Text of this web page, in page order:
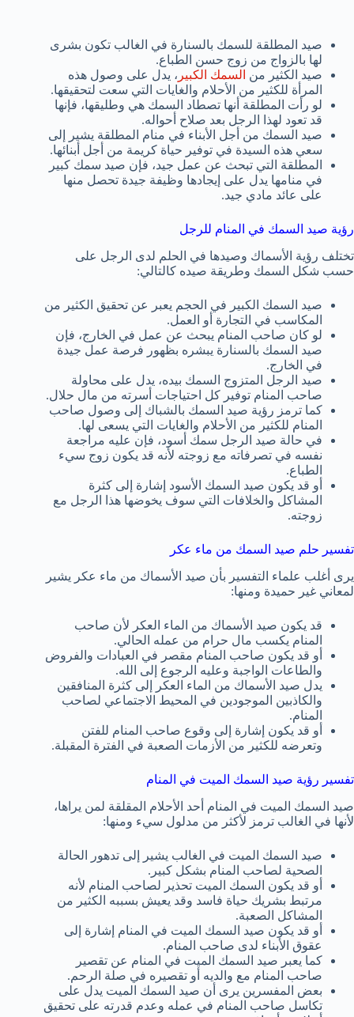
صيد المطلقة للسمك بالسنارة في الغالب تكون بشرى
لها بالزواج من زوج حسن الطباع.
صيد الكثير من السمك الكبير ، يدل على وصول هذه
المرأة للكثير من الأحلام والغايات التي سعت لتحقيقها.
لو رأت المطلقة أنها تصطاد السمك هي وطليقها، فإنها
قد تعود لهذا الرجل بعد صلاح أحواله.
صيد السمك من أجل الأبناء في منام المطلقة يشير إلى
سعي هذه السيدة في توفير حياة كريمة من أجل أبنائها.
المطلقة التي تبحث عن عمل جيد، فإن صيد سمك كبير
في منامها يدل على إيجادها وظيفة جيدة تحصل منها
على عائد مادي جيد.
رؤية صيد السمك في المنام للرجل
تختلف رؤية الأسماك وصيدها في الحلم لدى الرجل على
حسب شكل السمك وطريقة صيده كالتالي:
صيد السمك الكبير في الحجم يعبر عن تحقيق الكثير من
المكاسب في التجارة أو العمل.
لو كان صاحب المنام يبحث عن عمل في الخارج، فإن
صيد السمك بالسنارة يبشره بظهور فرصة عمل جيدة
في الخارج.
صيد الرجل المتزوج السمك بيده، يدل على محاولة
صاحب المنام توفير كل احتياجات أسرته من مال حلال.
كما ترمز رؤية صيد السمك بالشباك إلى وصول صاحب
المنام للكثير من الأحلام والغايات التي يسعى لها.
في حالة صيد الرجل سمك أسود، فإن عليه مراجعة
نفسه في تصرفاته مع زوجته لأنه قد يكون زوج سيء
الطباع.
أو قد يكون صيد السمك الأسود إشارة إلى كثرة
المشاكل والخلافات التي سوف يخوضها هذا الرجل مع
زوجته.
تفسير حلم صيد السمك من ماء عكر
يرى أغلب علماء التفسير بأن صيد الأسماك من ماء عكر يشير
لمعاني غير حميدة ومنها:
قد يكون صيد الأسماك من الماء العكر لأن صاحب
المنام يكسب مال حرام من عمله الحالي.
أو قد يكون صاحب المنام مقصر في العبادات والفروض
والطاعات الواجبة وعليه الرجوع إلى الله.
يدل صيد الأسماك من الماء العكر إلى كثرة المنافقين
والكاذبين الموجودين في المحيط الاجتماعي لصاحب
المنام.
أو قد يكون إشارة إلى وقوع صاحب المنام للفتن
وتعرضه للكثير من الأزمات الصعبة في الفترة المقبلة.
تفسير رؤية صيد السمك الميت في المنام
صيد السمك الميت في المنام أحد الأحلام المقلقة لمن يراها،
لأنها في الغالب ترمز لأكثر من مدلول سيء ومنها:
صيد السمك الميت في الغالب يشير إلى تدهور الحالة
الصحية لصاحب المنام بشكل كبير.
أو قد يكون السمك الميت تحذير لصاحب المنام لأنه
مرتبط بشريك حياة فاسد وقد يعيش بسببه الكثير من
المشاكل الصعبة.
أو قد يكون صيد السمك الميت في المنام إشارة إلى
عقوق الأبناء لدى صاحب المنام.
كما يعبر صيد السمك الميت في المنام عن تقصير
صاحب المنام مع والديه أو تقصيره في صلة الرحم.
بعض المفسرين يرى أن صيد السمك الميت يدل على
تكاسل صاحب المنام في عمله وعدم قدرته على تحقيق